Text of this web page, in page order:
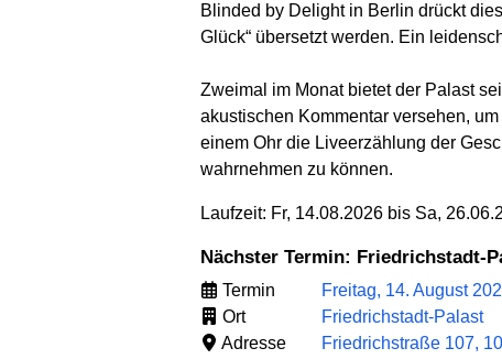
Blinded by Delight in Berlin drückt
Glück“ übersetzt werden. Ein
Zweimal im Monat bietet der Palast
akustischen Kommentar versehen,
einem Ohr die Liveerzählung der
wahrnehmen zu können.
Laufzeit: Fr, 14.08.2026 bis Sa,
Nächster Termin: Friedrichstadt-
Termin Freitag, 14. August
Ort
Friedrichstadt-Palast
Adresse
Friedrichstraße 107,